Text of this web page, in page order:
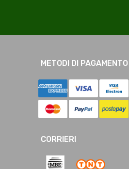
METODI DI PAGAMENTO
CORRIERI